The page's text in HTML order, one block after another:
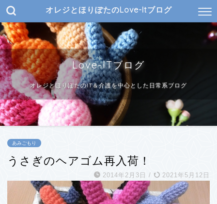
オレジとほりぽたのLove-Itブログ
Love-ITブログ
オレジとほりぽたのIT＆介護を中心とした日常系ブログ
あみごもり
うさぎのヘアゴム再入荷！
2014年2月3日 / 2021年5月12日